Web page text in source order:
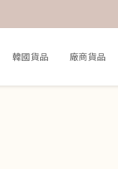
韓國貨品 廠商貨品